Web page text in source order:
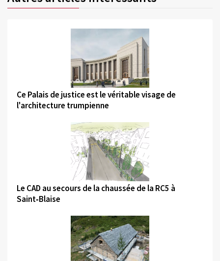
©
Ce Palais de justice est le véritable visage de
l'architecture trumpienne
©
Le CAD au secours de la chaussée de la RC5 à
Saint‑Blaise